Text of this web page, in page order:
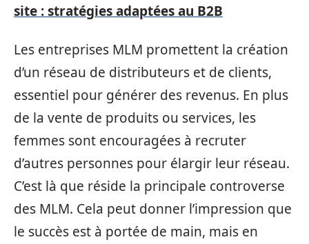
site : stratégies adaptées au B2B
Les entreprises MLM promettent la création
d’un réseau de distributeurs et de clients,
essentiel pour générer des revenus. En plus
de la vente de produits ou services, les
femmes sont encouragées à recruter
d’autres personnes pour élargir leur réseau.
C’est là que réside la principale controverse
des MLM. Cela peut donner l’impression que
le succès est à portée de main, mais en